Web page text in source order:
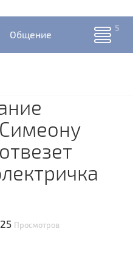
Общение
Просмотров